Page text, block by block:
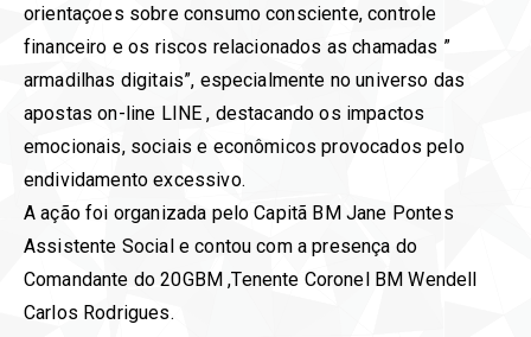
orientaçoes sobre consumo consciente, controle
financeiro e os riscos relacionados as chamadas ”
armadilhas digitais”, especialmente no universo das
apostas on-line LINE , destacando os impactos
emocionais, sociais e econômicos provocados pelo
endividamento excessivo.
A ação foi organizada pelo Capitã BM Jane Pontes
Assistente Social e contou com a presença do
Comandante do 20GBM ,Tenente Coronel BM Wendell
Carlos Rodrigues.